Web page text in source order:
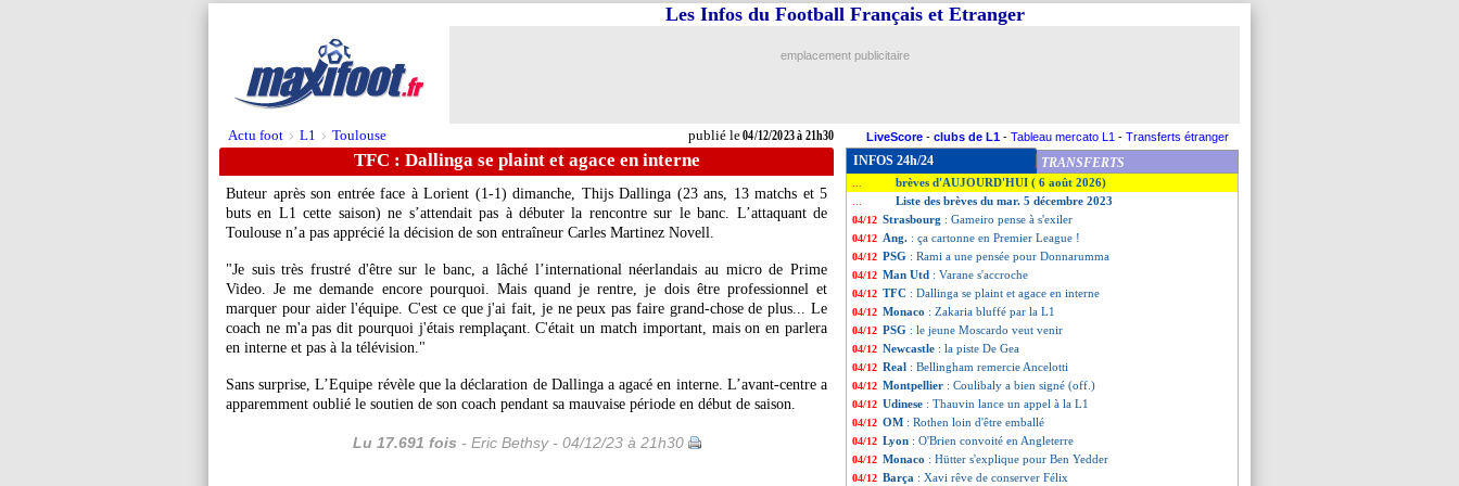
Actu foot > L1 > Toulouse publié le04/12/2023 à 21h30
Les Infos du Football Français et Etranger
emplacement publicitaire
LiveScore - clubs de L1 - Tableau mercato L1 - Transferts étranger
TFC : Dallinga se plaint et agace en interne
Buteur après son entrée face à Lorient (1-1) dimanche, Thijs Dallinga (23 ans, 13 matchs et 5
buts en L1 cette saison) ne s’attendait pas à débuter la rencontre sur le banc. L’attaquant de
Toulouse n’a pas apprécié la décision de son entraîneur Carles Martinez Novell.
"Je suis très frustré d'être sur le banc, a lâché l’international néerlandais au micro de Prime
Video. Je me demande encore pourquoi. Mais quand je rentre, je dois être professionnel et
marquer pour aider l'équipe. C'est ce que j'ai fait, je ne peux pas faire grand-chose de plus... Le
coach ne m'a pas dit pourquoi j'étais remplaçant. C'était un match important, mais on en parlera
en interne et pas à la télévision."
Sans surprise, L’Equipe révèle que la déclaration de Dallinga a agacé en interne. L’avant-centre a
apparemment oublié le soutien de son coach pendant sa mauvaise période en début de saison.
Lu 17.691 fois - Eric Bethsy - 04/12/23 à 21h30
INFOS 24h/24 TRANSFERTS
brèves d'AUJOURD'HUI ( 6 août 2026)
Liste des brèves du mar. 5 décembre 2023
04/12 Strasbourg : Gameiro pense à s'exiler
04/12 Ang. : ça cartonne en Premier League !
04/12 PSG : Rami a une pensée pour Donnarumma
04/12 Man Utd : Varane s'accroche
04/12 TFC : Dallinga se plaint et agace en interne
04/12 Monaco : Zakaria bluffé par la L1
04/12 PSG : le jeune Moscardo veut venir
04/12 Newcastle : la piste De Gea
04/12 Real : Bellingham remercie Ancelotti
04/12 Montpellier : Coulibaly a bien signé (off.)
04/12 Udinese : Thauvin lance un appel à la L1
04/12 OM : Rothen loin d'être emballé
04/12 Lyon : O'Brien convoité en Angleterre
04/12 Monaco : Hütter s'explique pour Ben Yedder
04/12 Barça : Xavi rêve de conserver Félix